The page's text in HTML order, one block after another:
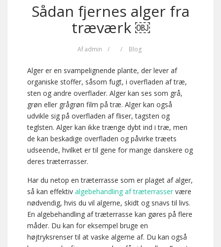
Sådan fjernes alger fra
træværk ￼
Af admin / / Blog
Alger er en svampelignende plante, der lever af
organiske stoffer, såsom fugt, i overfladen af træ,
sten og andre overflader. Alger kan ses som grå,
grøn eller grågrøn film på træ. Alger kan også
udvikle sig på overfladen af fliser, tagsten og
teglsten. Alger kan ikke trænge dybt ind i træ, men
de kan beskadige overfladen og påvirke træets
udseende, hvilket er til gene for mange danskere og
deres træterrasser.
Har du netop en træterrasse som er plaget af alger,
så kan effektiv algebehandling af træterrasser være
nødvendig, hvis du vil algerne, skidt og snavs til livs.
En algebehandling af træterrasse kan gøres på flere
måder. Du kan for eksempel bruge en
højtryksrenser til at vaske algerne af. Du kan også